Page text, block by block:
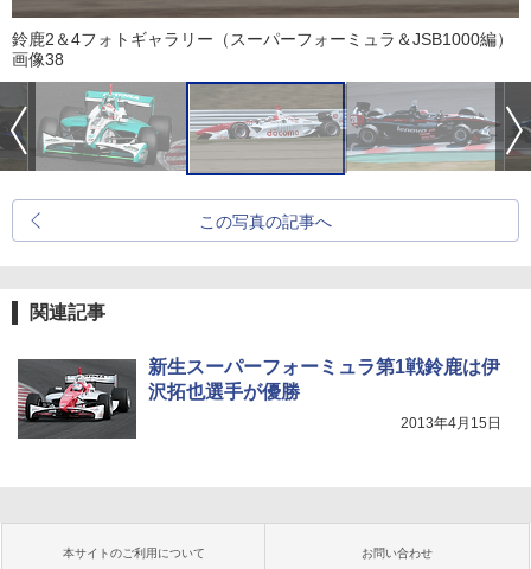
鈴鹿2＆4フォトギャラリー（スーパーフォーミュラ＆JSB1000編）
画像38
この写真の記事へ
関連記事
新生スーパーフォーミュラ第1戦鈴鹿は伊
沢拓也選手が優勝
2013年4月15日
本サイトのご利用について お問い合わせ